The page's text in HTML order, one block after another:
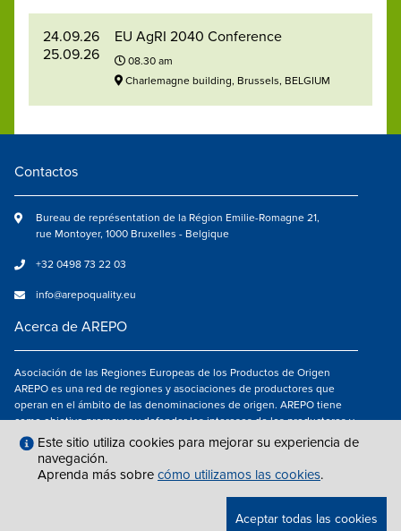
24.09.26
25.09.26
EU AgRI 2040 Conference
08.30 am
Charlemagne building, Brussels, BELGIUM
Contactos
Bureau de représentation de la Région Emilie-Romagne 21,
rue Montoyer, 1000 Bruxelles - Belgique
+32 0498 73 22 03
info@arepoquality.eu
Acerca de AREPO
Asociación de las Regiones Europeas de los Productos de Origen
AREPO es una red de regiones y asociaciones de productores que
operan en el ámbito de las denominaciones de origen. AREPO tiene
como objetivo promover y defender los intereses de los productores y
de los consumidores de las Regiones europeas que se dedican a la
valorización de los productos agroalimentarios de calidad.
Síguenos en
Este sitio utiliza cookies para mejorar su experiencia de
navegación.
Aprenda más sobre cómo utilizamos las cookies.
Aceptar todas las cookies